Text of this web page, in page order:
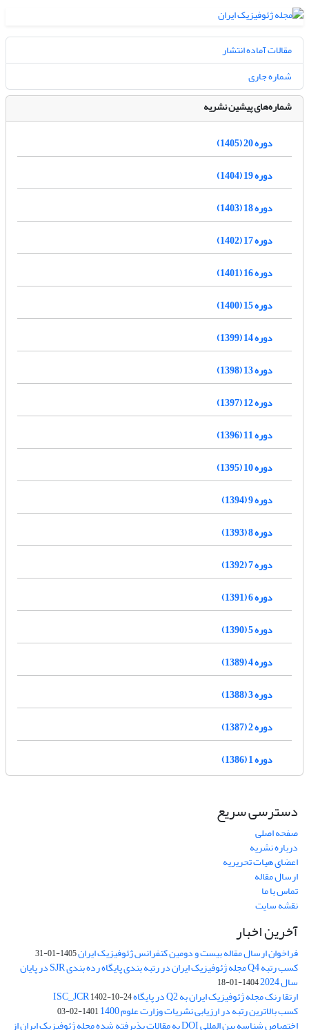
مقالات آماده انتشار
شماره جاری
شماره‌های پیشین نشریه
دوره 20 (1405)
دوره 19 (1404)
دوره 18 (1403)
دوره 17 (1402)
دوره 16 (1401)
دوره 15 (1400)
دوره 14 (1399)
دوره 13 (1398)
دوره 12 (1397)
دوره 11 (1396)
دوره 10 (1395)
دوره 9 (1394)
دوره 8 (1393)
دوره 7 (1392)
دوره 6 (1391)
دوره 5 (1390)
دوره 4 (1389)
دوره 3 (1388)
دوره 2 (1387)
دوره 1 (1386)
دسترسی سریع
صفحه اصلی
درباره نشریه
اعضای هیات تحریریه
ارسال مقاله
تماس با ما
نقشه سایت
آخرین اخبار
فراخوان ارسال مقاله بیست و دومین کنفرانس ژئوفیزیک ایران1405-01-31
کسب رتبه Q4 مجله ژئوفیزیک ایران در رتبه بندی پایگاه رده بندی SJR در پایان
سال 2024 1404-01-18
ارتقا رنک مجله ژئوفیزیک ایران به Q2 در پایگاه ISC_JCR 1402-10-24
کسب بالاترین رتبه در ارزیابی نشریات وزارت علوم 1400 1401-02-03
اختصاص شناسه بین المللی DOI به مقالات پذیرفته شده مجله ژئوفیزیک ایران از